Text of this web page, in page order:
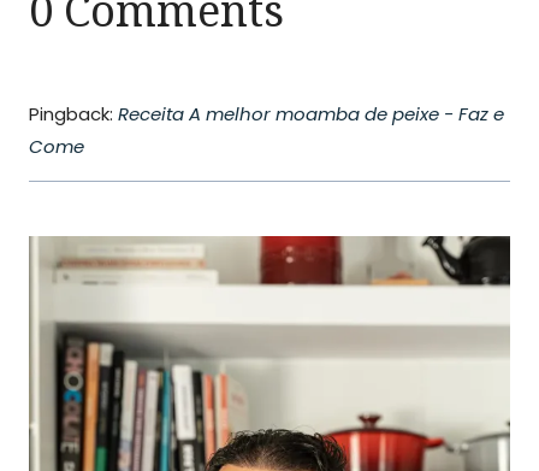
Pingback: Receita A melhor moamba de peixe - Faz e
Come